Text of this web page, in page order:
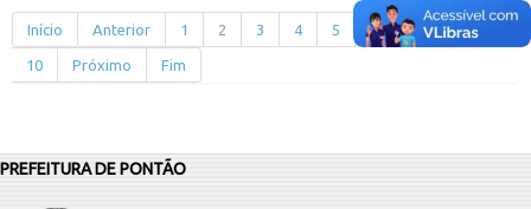
Início Anterior 1 2 3 4 5 6 7 8
10 Próximo Fim
PREFEITURA DE PONTÃO